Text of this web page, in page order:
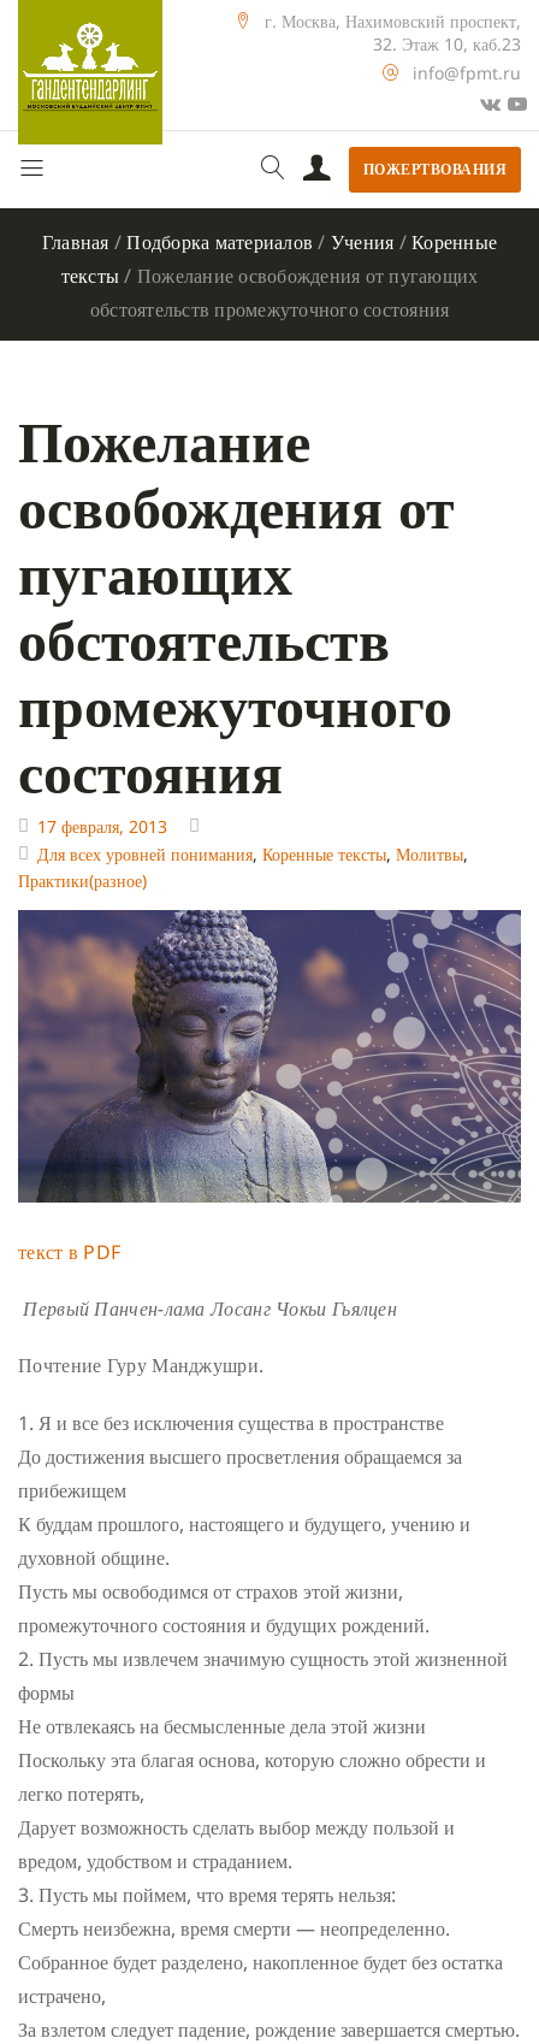
г. Москва, Нахимовский проспект,
32. Этаж 10, каб.23
info@fpmt.ru
ПОЖЕРТВОВАНИЯ
Главная /Подборка материалов / Учения /Коренные
тексты/ Пожелание освобождения от пугающих
обстоятельств промежуточного состояния
Пожелание
освобождения от
пугающих
обстоятельств
промежуточного
состояния
17 февраля, 2013
Для всех уровней понимания, Коренные тексты, Молитвы,
Практики(разное)
текст в PDF
Первый Панчен-лама Лосанг Чокьи Гьялцен
Почтение Гуру Манджушри.
Я и все без исключения существа в пространстве
До достижения высшего просветления обращаемся за
прибежищем
К буддам прошлого, настоящего и будущего, учению и
духовной общине.
Пусть мы освободимся от страхов этой жизни,
промежуточного состояния и будущих рождений.
Пусть мы извлечем значимую сущность этой жизненной
формы
Не отвлекаясь на бесмысленные дела этой жизни
Поскольку эта благая основа, которую сложно обрести и
легко потерять,
Дарует возможность сделать выбор между пользой и
вредом, удобством и страданием.
Пусть мы поймем, что время терять нельзя:
Смерть неизбежна, время смерти — неопределенно.
Собранное будет разделено, накопленное будет без остатка
истрачено,
За взлетом следует падение, рождение завершается смертью.